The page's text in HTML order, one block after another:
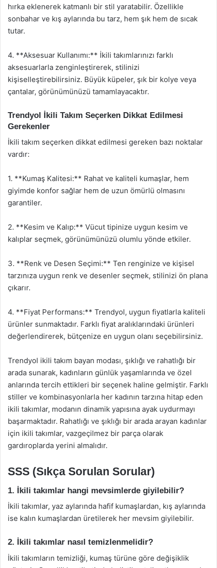
hırka eklenerek katmanlı bir stil yaratabilir. Özellikle
sonbahar ve kış aylarında bu tarz, hem şık hem de sıcak
tutar.
4. **Aksesuar Kullanımı:** İkili takımlarınızı farklı
aksesuarlarla zenginleştirerek, stilinizi
kişiselleştirebilirsiniz. Büyük küpeler, şık bir kolye veya
çantalar, görünümünüzü tamamlayacaktır.
Trendyol İkili Takım Seçerken Dikkat Edilmesi
Gerekenler
İkili takım seçerken dikkat edilmesi gereken bazı noktalar
vardır:
1. **Kumaş Kalitesi:** Rahat ve kaliteli kumaşlar, hem
giyimde konfor sağlar hem de uzun ömürlü olmasını
garantiler.
2. **Kesim ve Kalıp:** Vücut tipinize uygun kesim ve
kalıplar seçmek, görünümünüzü olumlu yönde etkiler.
3. **Renk ve Desen Seçimi:** Ten renginize ve kişisel
tarzınıza uygun renk ve desenler seçmek, stilinizi ön plana
çıkarır.
4. **Fiyat Performans:** Trendyol, uygun fiyatlarla kaliteli
ürünler sunmaktadır. Farklı fiyat aralıklarındaki ürünleri
değerlendirerek, bütçenize en uygun olanı seçebilirsiniz.
Trendyol ikili takım bayan modası, şıklığı ve rahatlığı bir
arada sunarak, kadınların günlük yaşamlarında ve özel
anlarında tercih ettikleri bir seçenek haline gelmiştir. Farklı
stiller ve kombinasyonlarla her kadının tarzına hitap eden
ikili takımlar, modanın dinamik yapısına ayak uydurmayı
başarmaktadır. Rahatlığı ve şıklığı bir arada arayan kadınlar
için ikili takımlar, vazgeçilmez bir parça olarak
gardıroplarda yerini almalıdır.
SSS (Sıkça Sorulan Sorular)
1. İkili takımlar hangi mevsimlerde giyilebilir?
İkili takımlar, yaz aylarında hafif kumaşlardan, kış aylarında
ise kalın kumaşlardan üretilerek her mevsim giyilebilir.
2. İkili takımlar nasıl temizlenmelidir?
İkili takımların temizliği, kumaş türüne göre değişiklik